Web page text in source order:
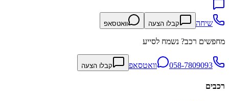
שיחה קבלו הצעה וואטסאפ
מחפשים רכב? נשמח לסייע
058-7809093 וואטסאפ קבלו הצעה
רכבים